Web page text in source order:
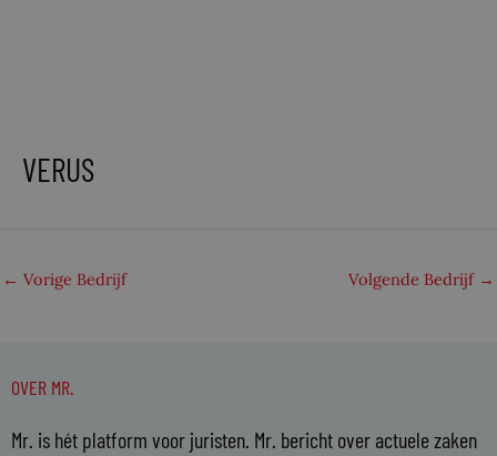
VERUS
← Vorige Bedrijf Volgende Bedrijf →
OVER MR.
Mr. is hét platform voor juristen. Mr. bericht over actuele zaken